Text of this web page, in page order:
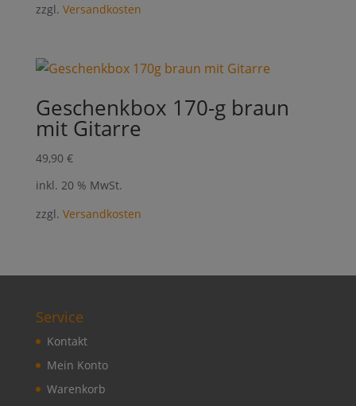
zzgl. Versandkosten
Geschenkbox 170-g braun
mit Gitarre
49,90 €
inkl. 20 % MwSt.
zzgl. Versandkosten
Service
Kontakt
Mein Konto
Warenkorb